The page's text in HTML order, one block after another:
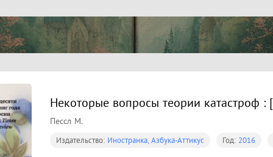
Некоторые вопросы теории катастроф :
Пессл М.
Издательство: Иностранка, Азбука-Аттикус Год: 2016